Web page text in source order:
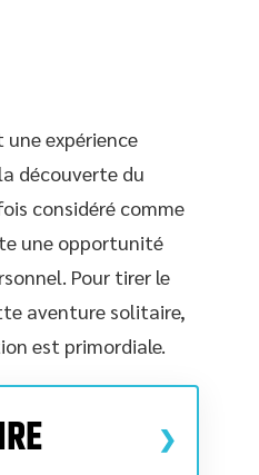
une expérience
découverte du
considéré comme
une opportunité
Pour tirer le
aventure solitaire,
est primordiale.